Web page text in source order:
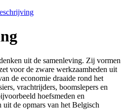
uit de samenleving. Zij vormen
voor de zware werkzaamheden uit
de economie draaide rond het
vrachtrijders, boomslepers en
hoefsmeden en
de opmars van het Belgisch